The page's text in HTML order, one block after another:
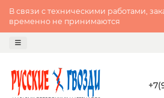
В связи с техническими работами,
временно не принимаются